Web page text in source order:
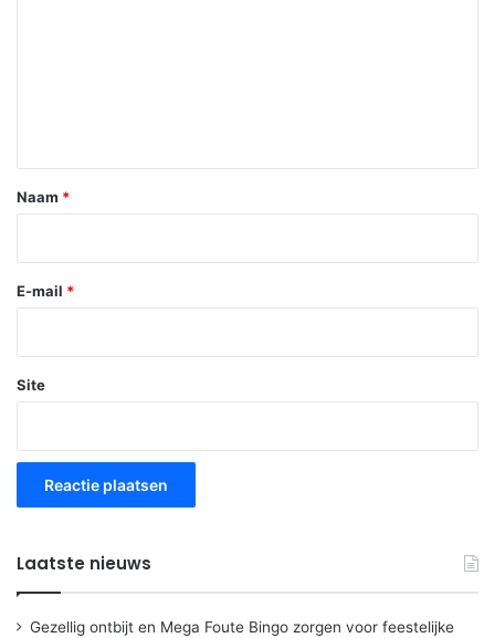
*
Naam *
E-mail *
Site
Laatste nieuws
Gezellig ontbijt en Mega Foute Bingo zorgen voor feestelijke